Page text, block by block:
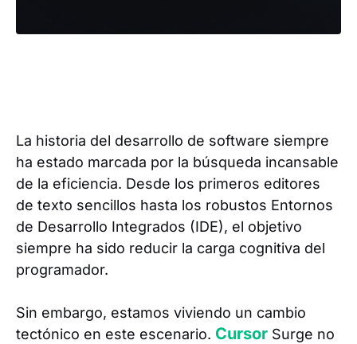
La historia del desarrollo de software siempre
ha estado marcada por la búsqueda incansable
de la eficiencia. Desde los primeros editores
de texto sencillos hasta los robustos Entornos
de Desarrollo Integrados (IDE), el objetivo
siempre ha sido reducir la carga cognitiva del
programador.
Sin embargo, estamos viviendo un cambio
tectónico en este escenario. Cursor Surge no